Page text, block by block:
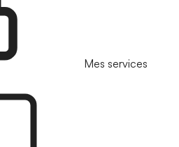
Mes services